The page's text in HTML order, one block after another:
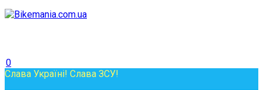
0
Слава Україні! Слава ЗСУ!